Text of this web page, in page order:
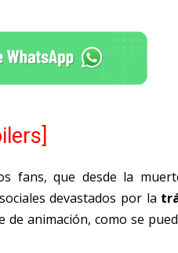
fans, que desde la
devastados por la
animación, como se